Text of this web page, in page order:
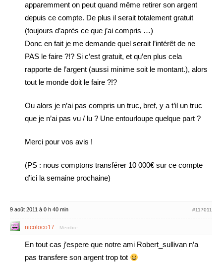
apparemment on peut quand même retirer son argent
depuis ce compte. De plus il serait totalement gratuit
(toujours d’après ce que j’ai compris …)
Donc en fait je me demande quel serait l’intérêt de ne
PAS le faire ?!? Si c’est gratuit, et qu’en plus cela
rapporte de l’argent (aussi minime soit le montant.), alors
tout le monde doit le faire ?!?
Ou alors je n’ai pas compris un truc, bref, y a t’il un truc
que je n’ai pas vu / lu ? Une entourloupe quelque part ?
Merci pour vos avis !
(PS : nous comptons transférer 10 000€ sur ce compte
d’ici la semaine prochaine)
9 août 2011 à 0 h 40 min #117011
nicoloco17 Membre
En tout cas j’espere que notre ami Robert_sullivan n’a
pas transfere son argent trop tot